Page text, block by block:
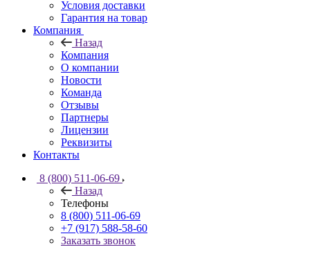
Условия доставки
Гарантия на товар
Компания
Назад
Компания
О компании
Новости
Команда
Отзывы
Партнеры
Лицензии
Реквизиты
Контакты
8 (800) 511-06-69
Назад
Телефоны
8 (800) 511-06-69
+7 (917) 588-58-60
Заказать звонок